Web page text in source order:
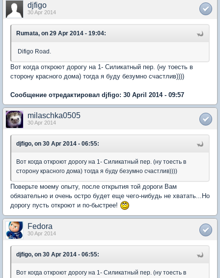
djfigo
30 Apr 2014
Rumata, on 29 Apr 2014 - 19:04:
Difigo Road.
Вот когда откроют дорогу на 1- Силикатный пер. (ну тоесть в
сторону красного дома) тогда я буду безумно счастлив))))
Сообщение отредактировал djfigo: 30 April 2014 - 09:57
milaschka0505
30 Apr 2014
djfigo, on 30 Apr 2014 - 06:55:
Вот когда откроют дорогу на 1- Силикатный пер. (ну тоесть в
сторону красного дома) тогда я буду безумно счастлив))))
Поверьте моему опыту, после открытия той дороги Вам
обязательно и очень остро будет еще чего-нибудь не хватать...Но
дорогу пусть откроют и по-быстрее!
Fedora
30 Apr 2014
djfigo, on 30 Apr 2014 - 06:55:
Вот когда откроют дорогу на 1- Силикатный пер. (ну тоесть в